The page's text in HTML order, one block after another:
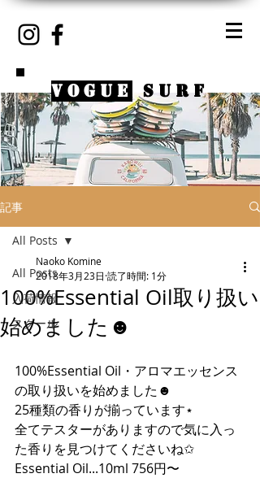
VOGUE SURF
記事
All Posts
入荷情報
スクール
All Posts
100%Essential Oil取り扱い
始めました☻
Naoko Komine
2018年3月23日 読了時間: 1分
100%Essential Oil・アロマエッセンス
の取り扱いを始めました☻
25種類の香りが揃っています⋆
全てテスターがありますので気に入っ
た香りを見つけてくださいね✩
Essential Oil...10ml 756円〜